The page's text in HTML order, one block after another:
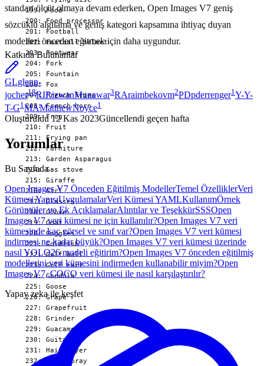
standart ölçüt olmaya devam ederken, Open Images V7 geniş
sözcüklü algılama ve geniş kategori kapsamına ihtiyaç duyan
modelleri önceden eğitmek için daha uygundur.
Katkıda Bulunanlar
GLglenn-
jocher18RIRizwanMunawar3RAraimbekovm2PDpderrenger1 Y-Y-
T-G1MAMatthewNoyce1
Oluşturuldu 12 Kas 2023Güncellendi geçen hafta
Yorumlar
Bu Sayfada
Open Images V7 Önceden Eğitilmiş ModellerTemel ÖzelliklerVeri
Kümesi YapısıUygulamalarVeri Kümesi YAMLKullanımÖrnek
Görüntüler ve Ek AçıklamalarAlıntılar ve TeşekkürSSSOpen
Images V7 veri kümesi ne için kullanılır?Open Images V7 veri
kümesinde kaç görsel ve sınıf var?Open Images V7 veri kümesi
indirmesi ne kadar büyük?Open Images V7 veri kümesi üzerinde
nasıl YOLO26 modeli eğitirim?Open Images V7 önceden eğitilmiş
modellerini veri kümesini indirmeden kullanabilir miyim?Open
Images V7, COCO veri kümesi ile nasıl karşılaştırılır?
Yapay zeka ile keşfet